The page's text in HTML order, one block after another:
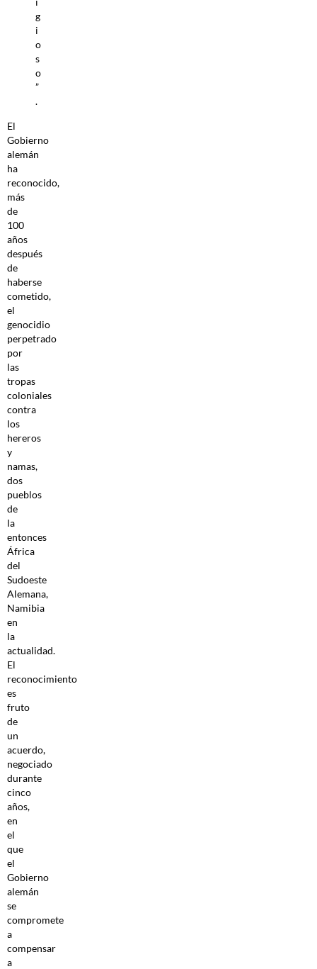
g
i
o
s
o
”
.
El
Gobierno
alemán
ha
reconocido,
más
de
100
años
después
de
haberse
cometido,
el
genocidio
perpetrado
por
las
tropas
coloniales
contra
los
hereros
y
namas,
dos
pueblos
de
la
entonces
África
del
Sudoeste
Alemana,
Namibia
en
la
actualidad.
El
reconocimiento
es
fruto
de
un
acuerdo,
negociado
durante
cinco
años,
en
el
que
el
Gobierno
alemán
se
compromete
a
compensar
a